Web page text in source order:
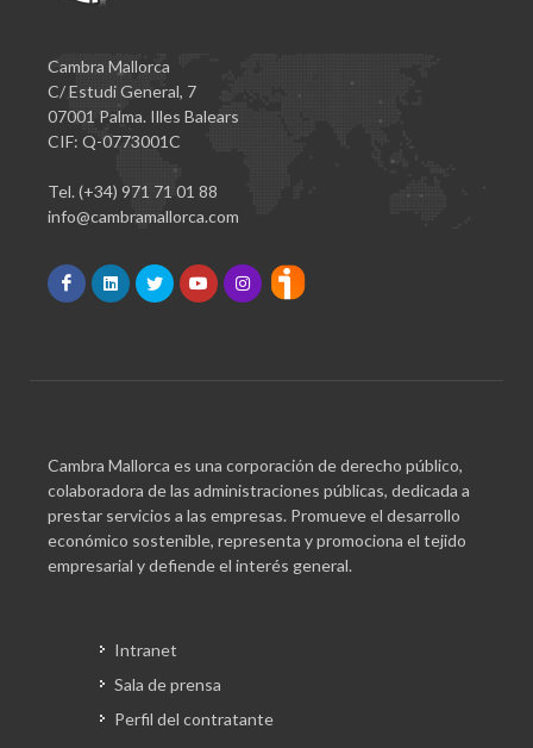
Cambra Mallorca
C/ Estudi General, 7
07001 Palma. Illes Balears
CIF: Q-0773001C
Tel. (+34) 971 71 01 88
info@cambramallorca.com
Cambra Mallorca es una corporación de derecho público,
colaboradora de las administraciones públicas, dedicada a
prestar servicios a las empresas. Promueve el desarrollo
económico sostenible, representa y promociona el tejido
empresarial y defiende el interés general.
Intranet
Sala de prensa
Perfil del contratante